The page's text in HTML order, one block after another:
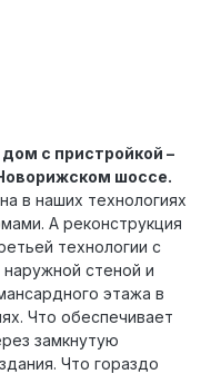
с пристройкой –
шоссе.
в наших технологиях
А реконструкция
технологии с
стеной и
этажа в
Что обеспечивает
замкнутую
Что гораздо